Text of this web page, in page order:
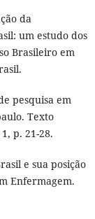
da
um estudo dos
Brasileiro em
pesquisa em
Texto
p. 21-28.
e sua posição
Enfermagem.